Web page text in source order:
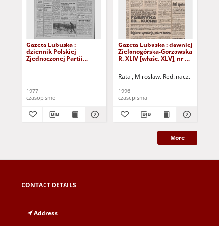
Gazeta Lubuska :
dziennik Polskiej
Zjednoczonej Partii
1977
czasopismo
Gazeta Lubuska : dawniej
Zielonogórska-Gorzowska
R. XLIV [właśc. XLV], nr 52
Rataj, Mirosław. Red. nacz.
1996
czasopisma
More
CONTACT DETAILS
Address